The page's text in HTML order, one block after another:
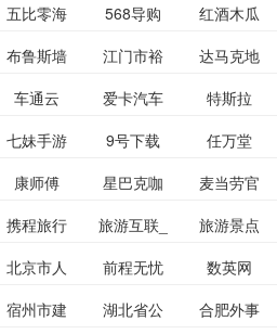
网站
育网
信息网 更多>>
五比零海
淘网
568导购
网
红酒木瓜
靓汤官网
更多>>
布鲁斯墙
纸
江门市裕
华墙纸
达马克地
产更多>>
车通云 爱卡汽车
导购
特斯拉
更多>>
七妹手游 9号下载
任万堂
更多>>
康师傅 星巴克咖
啡
麦当劳官
网更多>>
携程旅行
网
旅游互联_
景点门票
预订
旅游景点
点评-猫途
鹰
更多>>
北京市人
力资源和
前程无忧
招聘网
数英网
更多>>
宿州市建 湖北省公 合肥外事